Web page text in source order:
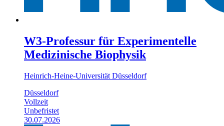
W3-Professur für Experimentelle
Medizinische Biophysik
Heinrich-Heine-Universität Düsseldorf
Düsseldorf
Vollzeit
Unbefristet
30.07.2026